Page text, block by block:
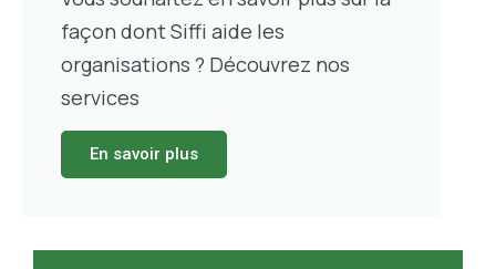
façon dont Siffi aide les
organisations ? Découvrez nos
services
En savoir plus